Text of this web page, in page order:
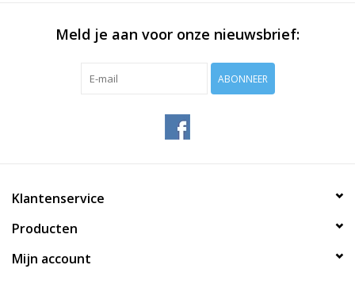
Meld je aan voor onze nieuwsbrief:
ABONNEER
Klantenservice
Producten
Mijn account